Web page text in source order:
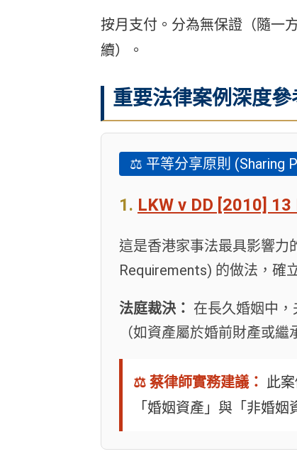
按月支付。分為無保證（隨一
續）。
重要法律案例深度參
⚖️ 平等分享原則 (Sharing
1. LKW v DD [2010] 13
這是香港家事法最具影響力
Requirements) 的做法，確
法庭裁決： 在長久婚姻中
（如資產屬於婚前財產或
⚖️ 蔡律師實務建議： 此
「婚姻資產」與「非婚